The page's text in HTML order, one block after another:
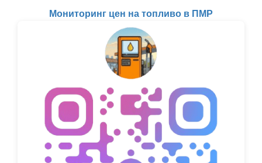
Мониторинг цен на топливо в ПМР